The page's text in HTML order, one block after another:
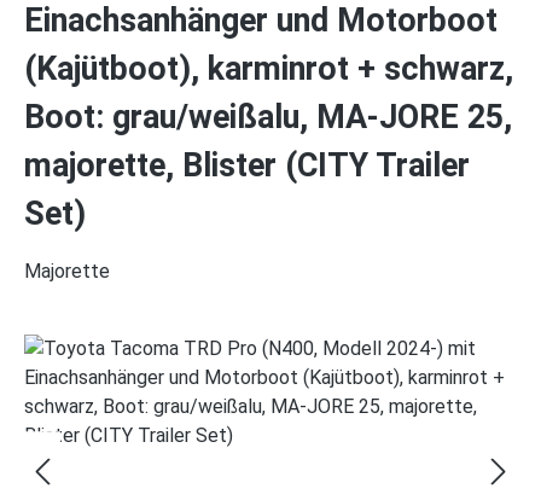
Einachsanhänger und Motorboot
(Kajütboot), karminrot + schwarz,
Boot: grau/weißalu, MA-JORE 25,
majorette, Blister (CITY Trailer
Set)
Majorette
Bildergalerie überspringen